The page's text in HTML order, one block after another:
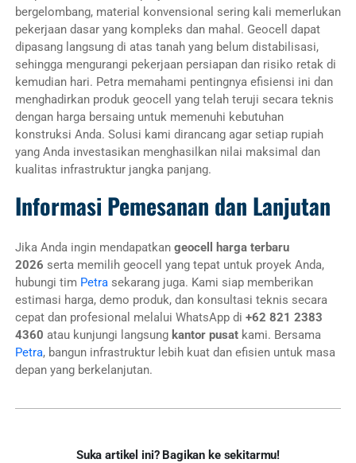
bergelombang, material konvensional sering kali memerlukan
pekerjaan dasar yang kompleks dan mahal. Geocell dapat
dipasang langsung di atas tanah yang belum distabilisasi,
sehingga mengurangi pekerjaan persiapan dan risiko retak di
kemudian hari. Petra memahami pentingnya efisiensi ini dan
menghadirkan produk geocell yang telah teruji secara teknis
dengan harga bersaing untuk memenuhi kebutuhan
konstruksi Anda. Solusi kami dirancang agar setiap rupiah
yang Anda investasikan menghasilkan nilai maksimal dan
kualitas infrastruktur jangka panjang.
Informasi Pemesanan dan Lanjutan
Jika Anda ingin mendapatkan geocell harga terbaru
2026 serta memilih geocell yang tepat untuk proyek Anda,
hubungi tim Petrasekarang juga. Kami siap memberikan
estimasi harga, demo produk, dan konsultasi teknis secara
cepat dan profesional melalui WhatsApp di +62 821 2383
4360 atau kunjungi langsung kantor pusatkami. Bersama
Petra, bangun infrastruktur lebih kuat dan efisien untuk masa
depan yang berkelanjutan.
Suka artikel ini? Bagikan ke sekitarmu!